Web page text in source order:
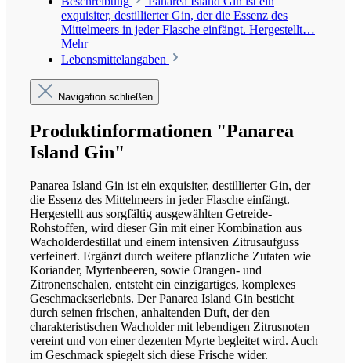
exquisiter, destillierter Gin, der die Essenz des
Mittelmeers in jeder Flasche einfängt. Hergestellt…
Mehr
Lebensmittelangaben
Navigation schließen
Produktinformationen "Panarea
Island Gin"
Panarea Island Gin ist ein exquisiter, destillierter Gin, der
die Essenz des Mittelmeers in jeder Flasche einfängt.
Hergestellt aus sorgfältig ausgewählten Getreide-
Rohstoffen, wird dieser Gin mit einer Kombination aus
Wacholderdestillat und einem intensiven Zitrusaufguss
verfeinert. Ergänzt durch weitere pflanzliche Zutaten wie
Koriander, Myrtenbeeren, sowie Orangen- und
Zitronenschalen, entsteht ein einzigartiges, komplexes
Geschmackserlebnis. Der Panarea Island Gin besticht
durch seinen frischen, anhaltenden Duft, der den
charakteristischen Wacholder mit lebendigen Zitrusnoten
vereint und von einer dezenten Myrte begleitet wird. Auch
im Geschmack spiegelt sich diese Frische wider.